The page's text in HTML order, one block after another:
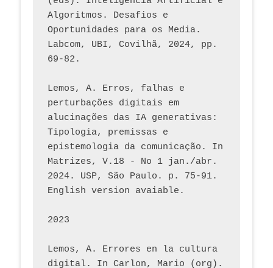
Algoritmos. Desafios e
Oportunidades para os Media.
Labcom, UBI, Covilhã, 2024, pp.
69-82.
Lemos, A. Erros, falhas e
perturbações digitais em
alucinações das IA generativas:
Tipologia, premissas e
epistemologia da comunicação. In
Matrizes, V.18 - No 1 jan./abr.
2024. USP, São Paulo. p. 75-91.
English version avaiable.
2023
Lemos, A. Errores en la cultura